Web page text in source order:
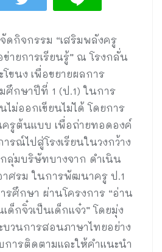
ดกิจกรรม “เสริมพลังครู
ายการเรียนรู้” ณ โรงกลั่น
ขนง เพื่อขยายผลการ
กษาปีที่ 1 (ป.1) ในการ
ม่ออกเขียนไม่ได้ โดยการ
ครูต้นแบบ เพื่อถ่ายทอดองค์
รณ์ไปสู่โรงเรียนในวงกว้าง
ลุ่มบริษัทบางจาก ดำเนิน
ศรม ในการพัฒนาครู ป.1
รศึกษา ผ่านโครงการ “อ่าน
ด็กจิ๋วเป็นเด็กแจ๋ว” โดยมุ่ง
วนการสอนภาษาไทยอย่าง
ารติดตามและให้คำแนะนำ